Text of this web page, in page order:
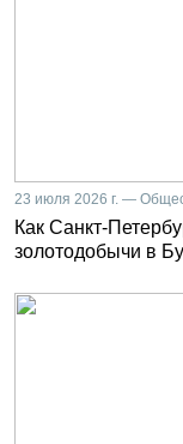
23 июля 2026 г. —
Как Санкт-
золотодобычи в